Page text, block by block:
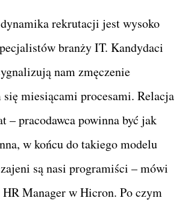
rekrutacji jest wysoko
branży IT. Kandydaci
nam zmęczenie
miesiącami procesami. Relacja
– pracodawca powinna być jak
w końcu do takiego modelu
są nasi programiści – mówi
HR Manager w Hicron. Po czym